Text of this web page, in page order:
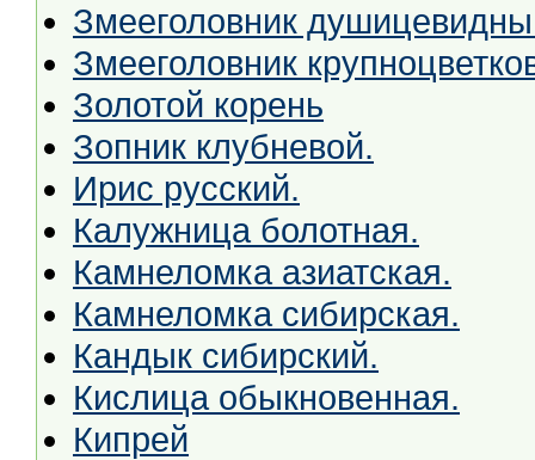
Змееголовник
Змееголовник
Золотой корень
Зопник клубневой.
Ирис русский.
Калужница болотная.
Камнеломка азиатская.
Камнеломка сибирская.
Кандык сибирский.
Кислица обыкновенная.
Кипрей